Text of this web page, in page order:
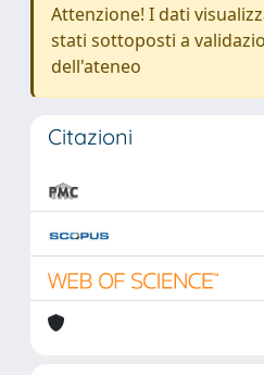
Attenzione! I dati
stati sottoposti a
dell'ateneo
Citazioni